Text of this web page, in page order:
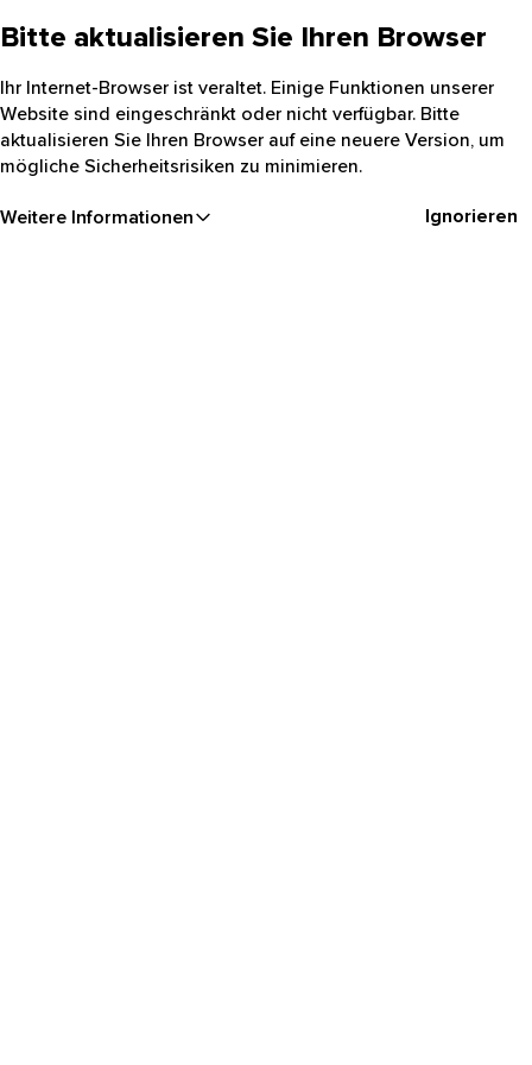
Bitte aktualisieren Sie Ihren Browser
Ihr Internet-Browser ist veraltet. Einige Funktionen unserer
Website sind eingeschränkt oder nicht verfügbar. Bitte
aktualisieren Sie Ihren Browser auf eine neuere Version, um
mögliche Sicherheitsrisiken zu minimieren.
Weitere Informationen Ignorieren